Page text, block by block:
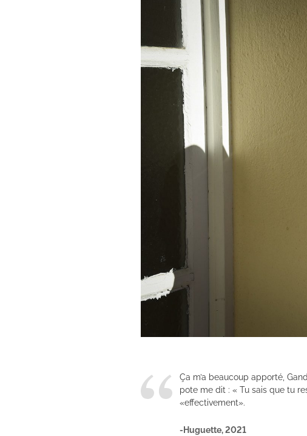
Ça m’a beaucoup apporté,
pote me dit : « Tu sais que tu
«effectivement».
-Huguette, 2021